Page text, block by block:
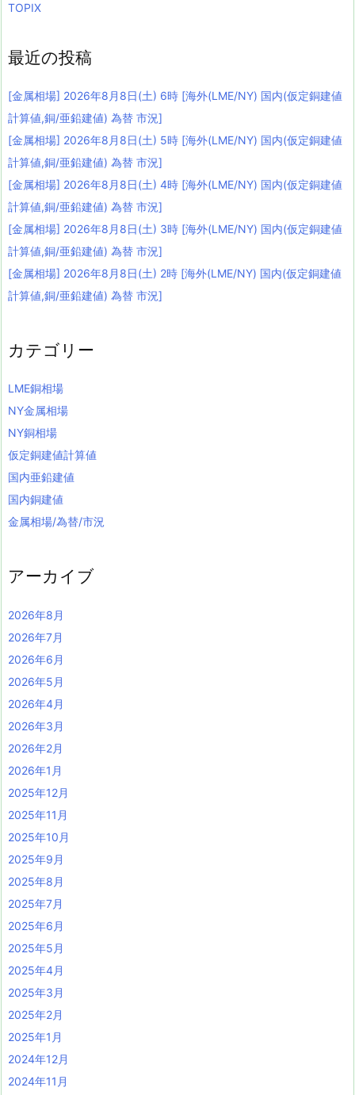
TOPIX
最近の投稿
[金属相場] 2026年8月8日(土) 6時 [海外(LME/NY) 国内(仮定銅建値
計算値,銅/亜鉛建値) 為替 市況]
[金属相場] 2026年8月8日(土) 5時 [海外(LME/NY) 国内(仮定銅建値
計算値,銅/亜鉛建値) 為替 市況]
[金属相場] 2026年8月8日(土) 4時 [海外(LME/NY) 国内(仮定銅建値
計算値,銅/亜鉛建値) 為替 市況]
[金属相場] 2026年8月8日(土) 3時 [海外(LME/NY) 国内(仮定銅建値
計算値,銅/亜鉛建値) 為替 市況]
[金属相場] 2026年8月8日(土) 2時 [海外(LME/NY) 国内(仮定銅建値
計算値,銅/亜鉛建値) 為替 市況]
カテゴリー
LME銅相場
NY金属相場
NY銅相場
仮定銅建値計算値
国内亜鉛建値
国内銅建値
金属相場/為替/市況
アーカイブ
2026年8月
2026年7月
2026年6月
2026年5月
2026年4月
2026年3月
2026年2月
2026年1月
2025年12月
2025年11月
2025年10月
2025年9月
2025年8月
2025年7月
2025年6月
2025年5月
2025年4月
2025年3月
2025年2月
2025年1月
2024年12月
2024年11月